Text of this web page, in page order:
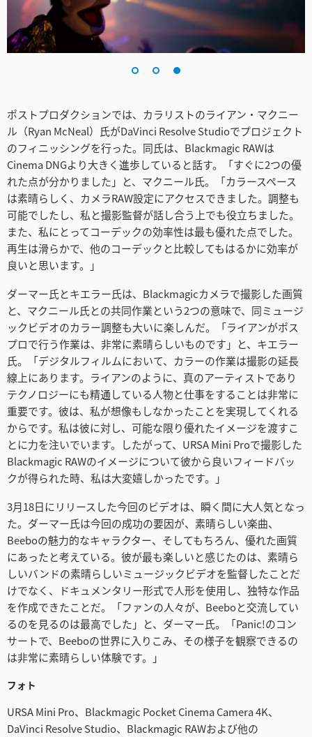
ポストプロダクションでは、カラリストのライアン・マクニー
ル（Ryan McNeal）氏がDaVinci Resolve Studioでプロジェクト
のフィニッシングを行った。同氏は、Blackmagic RAWは
Cinema DNGより大きく進歩していると話す。「すぐに2つの優
れた点が分かりました」と、マクニール氏。「カラースペース
は素晴らしく、カメラRAW設定にアクセスできました。調整も
可能でしたし、私と撮影監督が話し合う上でも役立ちました。
また、私にとってコーデックの効率性は最も優れた点でした。
再生は滑らかで、他のコーデックと比較してもはるかに効率が
良いと思います。」
ダーマー氏とキエラー氏は、Blackmagicカメラで撮影した画質
と、マクニール氏との共同作業という2つの意味で、同ミュージ
ックビデオのカラー調整も大いに楽しんだ。「ライアンがポス
プロで行う作業は、非常に素晴らしいものです」と、キエラー
氏。「デジタルフィルムにおいて、カラーの作業は撮影の延長
線上にあります。ライアンのように、真のアーティストであり
テクノロジーにも精通している人物と仕事をすることは非常に
重要です。彼は、私が想像もしなかったことを実現してくれる
からです。私は彼に対し、可能な限り優れたイメージを渡すこ
とに力を注いでいます。したがって、URSA Mini Proで撮影した
Blackmagic RAWのイメージについて彼から良いフィードバッ
クが得られた時、私は大変嬉しかったです。」
3月18日にリリースした今回のビデオは、瞬く間に大人気となっ
た。ダーマー氏は今回の成功の要因が、素晴らしい楽曲、
Beeboの魅力的なキャラクター、そしてもちろん、優れた画質
にあったと考えている。彼が最も楽しいと感じたのは、素晴ら
しいバンドの素晴らしいミュージックビデオを監督したことだ
けでなく、ドキュメンタリー形式で人形を使用し、独特な作品
を作成できたことだ。「ファンの人々が、Beeboと交流してい
るのを見るのは最高でした」と、ダーマー氏。「Panic!のコン
サートで、Beeboの世界に入りこみ、その様子を観察できるの
は非常に素晴らしい体験です。」
フォト
URSA Mini Pro、Blackmagic Pocket Cinema Camera 4K、
DaVinci Resolve Studio、Blackmagic RAWおよび他の